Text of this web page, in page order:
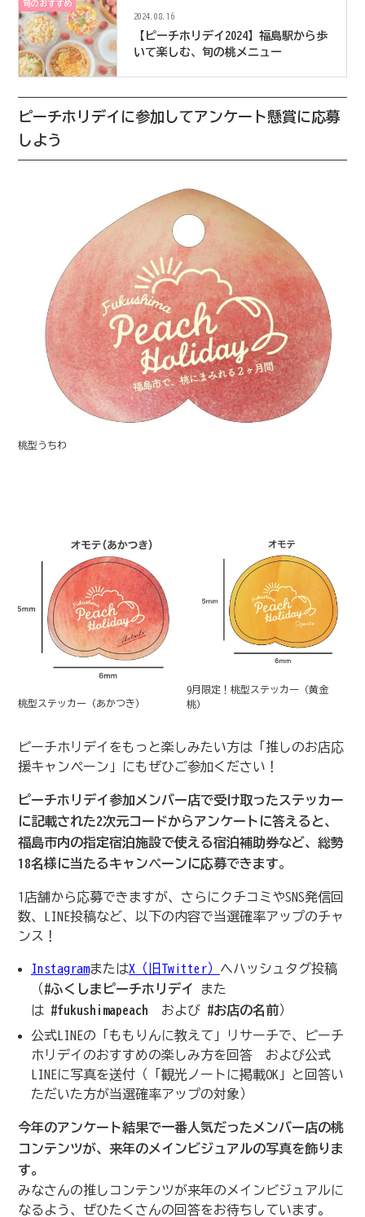
旬のおすすめ
2024.08.16
【ピーチホリデイ2024】福島駅から歩
いて楽しむ、旬の桃メニュー
ピーチホリデイに参加してアンケート懸賞に応募
しよう
桃型うちわ
桃型ステッカー（あかつき）
9月限定！桃型ステッカー（黄金
桃）
ピーチホリデイをもっと楽しみたい方は「推しのお店応
援キャンペーン」にもぜひご参加ください！
ピーチホリデイ参加メンバー店で受け取ったステッカー
に記載された2次元コードからアンケートに答えると、
福島市内の指定宿泊施設で使える宿泊補助券など、総勢
18名様に当たるキャンペーンに応募できます。
1店舗から応募できますが、さらにクチコミやSNS発信回
数、LINE投稿など、以下の内容で当選確率アップのチャ
ンス！
InstagramまたはX（旧Twitter） へハッシュタグ投稿
（ #ふくしまピーチホリデイ
また
は #fukushimapeach および #お店の名前）
公式LINEの「ももりんに教えて」リサーチで、ピーチ
ホリデイのおすすめの楽しみ方を回答 および公式
LINEに写真を送付（「観光ノートに掲載OK」と回答い
ただいた方が当選確率アップの対象）
今年のアンケート結果で一番人気だったメンバー店の桃
コンテンツが、来年のメインビジュアルの写真を飾りま
す。
みなさんの推しコンテンツが来年のメインビジュアルに
なるよう、ぜひたくさんの回答をお待ちしています。